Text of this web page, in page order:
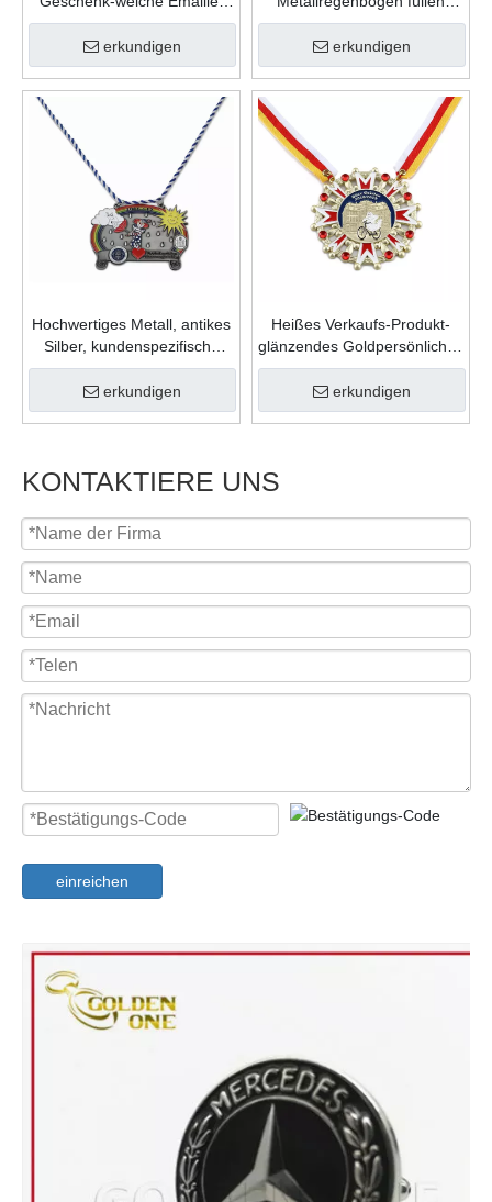
kundenspezifische nette
Form-Zink-Legierungs-
Karnevalsnadel
erkundigen
Farbe weiche Emaille-
kundenspezifische
Anstecknadel ein
erkundigen
Hochwertiges Metall, antikes
Silber, kundenspezifische
Form, Gießfüllung, Farben,
Karnevalsmedaille für
Feiergeschenk
erkundigen
Heißes Verkaufs-Produkt-
glänzendes Goldpersönliches
Geschenk-Zink-Legierungs-
weicher Emaille-
kundenspezifisches Logo-
erkundigen
KONTAKTIERE UNS
einreichen